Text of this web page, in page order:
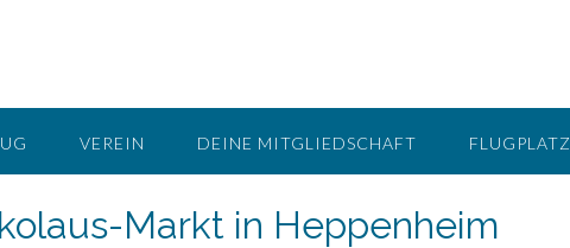
VEREIN DEINE MITGLIEDSCHAFT FLUGPLATZ
Markt in Heppenheim